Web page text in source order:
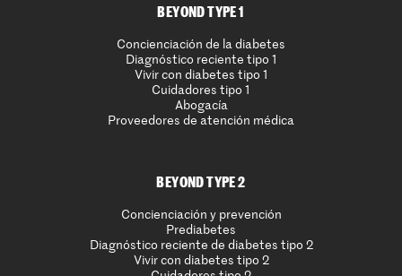
BEYOND TYPE 1
Concienciación de la diabetes
Diagnóstico reciente tipo 1
Vivir con diabetes tipo 1
Cuidadores tipo 1
Abogacía
Proveedores de atención médica
BEYOND TYPE 2
Concienciación y prevención
Prediabetes
Diagnóstico reciente de diabetes tipo 2
Vivir con diabetes tipo 2